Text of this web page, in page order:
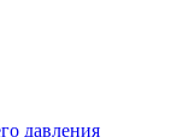
давления